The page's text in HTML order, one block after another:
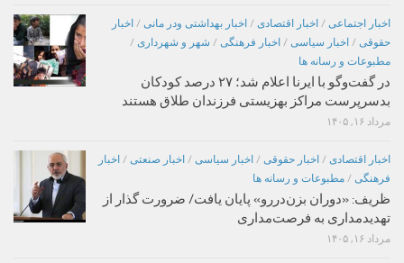
اخبار اجتماعی / اخبار اقتصادی / اخبار بهداشتی ودر مانی / اخبار
حقوقی / اخبار سیاسی / اخبار فرهنگی / شهر و شهرداری /
مطبوعات و رسانه ها
در گفت‌وگو با ایرنا اعلام شد؛ ۲۷ درصد کودکان
بدسرپرست مراکز بهزیستی فرزندان طلاق هستند
مرداد ۱۶, ۱۴۰۵
اخبار اقتصادی / اخبار حقوقی / اخبار سیاسی / اخبار صنعتی / اخبار
فرهنگی / مطبوعات و رسانه ها
ظریف: «دوران بزن‌دررو» پایان یافت/ ضرورت گذار از
تهدیدمداری به فرصت‌مداری
مرداد ۱۶, ۱۴۰۵